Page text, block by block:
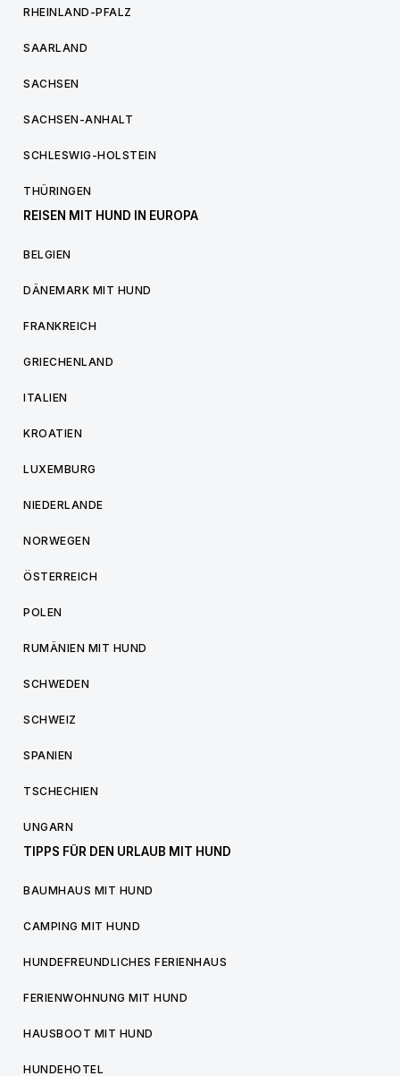
RHEINLAND-PFALZ
SAARLAND
SACHSEN
SACHSEN-ANHALT
SCHLESWIG-HOLSTEIN
THÜRINGEN
REISEN MIT HUND IN EUROPA
BELGIEN
DÄNEMARK MIT HUND
FRANKREICH
GRIECHENLAND
ITALIEN
KROATIEN
LUXEMBURG
NIEDERLANDE
NORWEGEN
ÖSTERREICH
POLEN
RUMÄNIEN MIT HUND
SCHWEDEN
SCHWEIZ
SPANIEN
TSCHECHIEN
UNGARN
TIPPS FÜR DEN URLAUB MIT HUND
BAUMHAUS MIT HUND
CAMPING MIT HUND
HUNDEFREUNDLICHES FERIENHAUS
FERIENWOHNUNG MIT HUND
HAUSBOOT MIT HUND
HUNDEHOTEL